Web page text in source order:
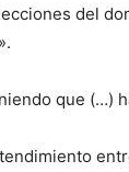
del
que (…)